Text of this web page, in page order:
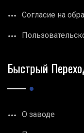
Согласие на
Быстрый
О заводе